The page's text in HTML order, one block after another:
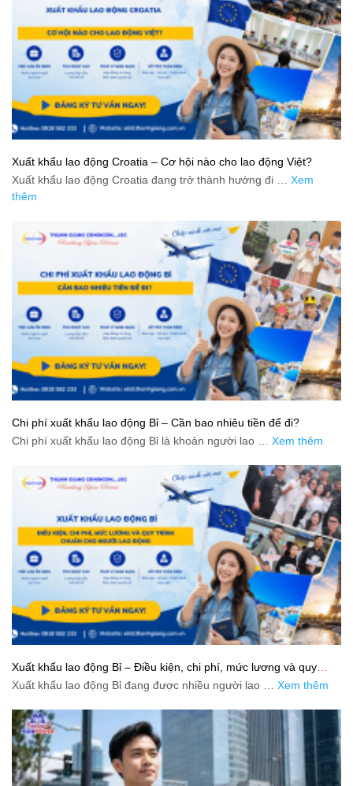
Xuất khẩu lao động Croatia – Cơ hội nào cho lao động Việt?
Xuất khẩu lao động Croatia đang trở thành hướng đi … Xem
thêm
Chi phí xuất khẩu lao động Bỉ – Cần bao nhiêu tiền để đi?
Chi phí xuất khẩu lao động Bỉ là khoản người lao … Xem thêm
Xuất khẩu lao động Bỉ – Điều kiện, chi phí, mức lương và quy
trình chuẩn cho người lao động
Xuất khẩu lao động Bỉ đang được nhiều người lao … Xem thêm